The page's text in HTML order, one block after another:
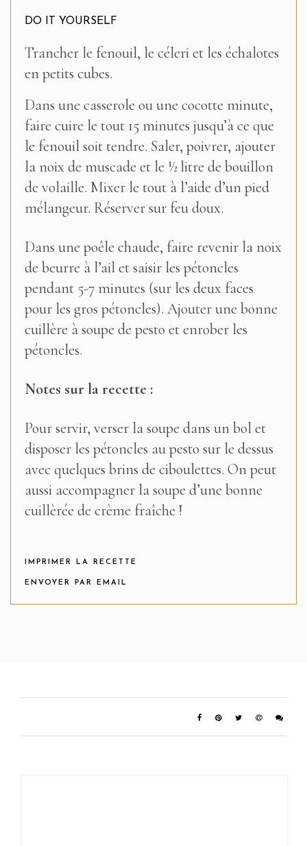
DO IT YOURSELF
Trancher le fenouil, le céleri et les échalotes
en petits cubes.
Dans une casserole ou une cocotte minute,
faire cuire le tout 15 minutes jusqu’à ce que
le fenouil soit tendre. Saler, poivrer, ajouter
la noix de muscade et le ½ litre de bouillon
de volaille. Mixer le tout à l’aide d’un pied
mélangeur. Réserver sur feu doux.
Dans une poêle chaude, faire revenir la noix
de beurre à l’ail et saisir les pétoncles
pendant 5-7 minutes (sur les deux faces
pour les gros pétoncles). Ajouter une bonne
cuillère à soupe de pesto et enrober les
pétoncles.
Notes sur la recette :
Pour servir, verser la soupe dans un bol et
disposer les pétoncles au pesto sur le dessus
avec quelques brins de ciboulettes. On peut
aussi accompagner la soupe d’une bonne
cuillèrée de crème fraîche !
IMPRIMER LA RECETTE
ENVOYER PAR EMAIL